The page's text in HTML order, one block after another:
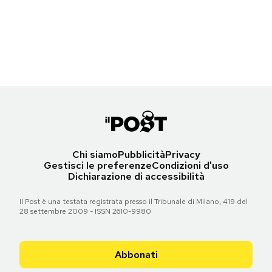
Chi siamoPubblicitàPrivacy
Gestisci le preferenzeCondizioni d'uso
Dichiarazione di accessibilità
Il Post è una testata registrata presso il Tribunale di Milano, 419 del
28 settembre 2009 - ISSN 2610-9980
Abbonati